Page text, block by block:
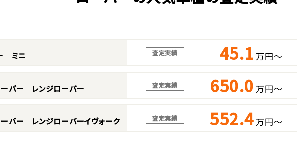
ミニ 査定実績 45.1 万円～
ーバー レンジローバー 査定実績 650.0 万円～
ーバー レンジローバーイヴォーク 査定実績 552.4 万円～